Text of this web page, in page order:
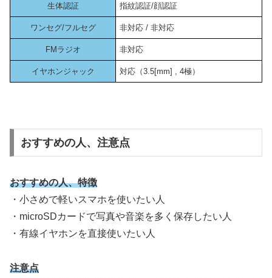
生体認証 指紋認証/顔認証
ワンセグ/フルセグ 非対応 / 非対応
FMラジオ 非対応
イヤホンジャック 対応（3.5[mm] , 4極）
おすすめの人、注意点
おすすめの人、特徴
・小さめで軽いスマホを使いたい人
・microSDカードで写真や音楽を多く保存したい人
・有線イヤホンを直接使いたい人
注意点